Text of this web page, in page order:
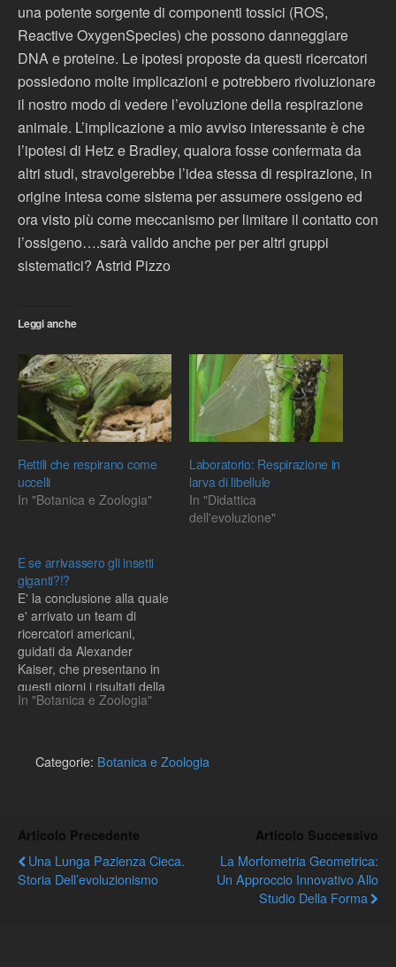
una potente sorgente di componenti tossici (ROS,
Reactive OxygenSpecies) che possono danneggiare
DNA e proteine. Le ipotesi proposte da questi ricercatori
possiedono molte implicazioni e potrebbero rivoluzionare
il nostro modo di vedere l’evoluzione della respirazione
animale. L’implicazione a mio avviso interessante è che
l’ipotesi di Hetz e Bradley, qualora fosse confermata da
altri studi, stravolgerebbe l’idea stessa di respirazione, in
origine intesa come sistema per assumere ossigeno ed
ora visto più come meccanismo per limitare il contatto con
l’ossigeno….sarà valido anche per per altri gruppi
sistematici? Astrid Pizzo
Leggi anche
Rettili che respirano come
uccelli
In "Botanica e Zoologia"
Laboratorio: Respirazione in
larva di libellule
In "Didattica
dell'evoluzione"
E se arrivassero gli insetti
giganti?!?
E' la conclusione alla quale
e' arrivato un team di
ricercatori americani,
guidati da Alexander
Kaiser, che presentano in
questi giorni i risultati della
loro ricerca al congresso
Integrating Diversity, del
quale avevamo gia' dato
provano un senso di…
In "Botanica e Zoologia"
Categorie: Botanica e Zoologia
Articolo Precedente
Una Lunga Pazienza Cieca.
Storia Dell’evoluzionismo
Articolo Successivo
La Morfometria Geometrica:
Un Approccio Innovativo Allo
Studio Della Forma